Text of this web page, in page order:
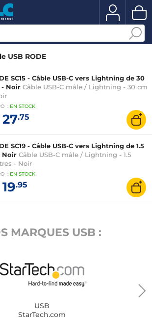
USB RODE
SC15 - Câble USB-C vers Lightning de 30
Noir Câble USB-C mâle / Lightning - 30 cm
: EN STOCK
.75
SC19 - Câble USB-C vers Lightning de 1.5
Noir Câble USB-C mâle / Lightning - 1.5
- Noir
: EN STOCK
.95
MARQUES USB :
USB
StarTech.com